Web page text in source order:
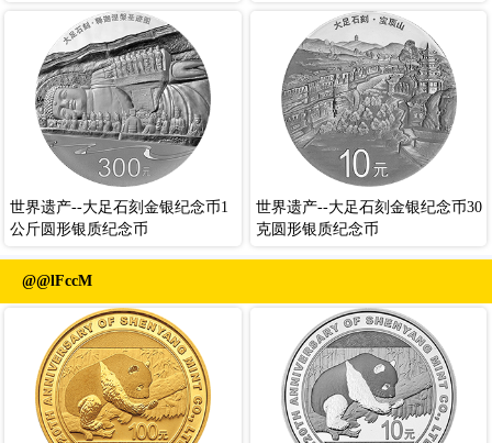
世界遗产--大足石刻金银纪念币1
公斤圆形银质纪念币
世界遗产--大足石刻金银纪念币30
克圆形银质纪念币
@@lFccM